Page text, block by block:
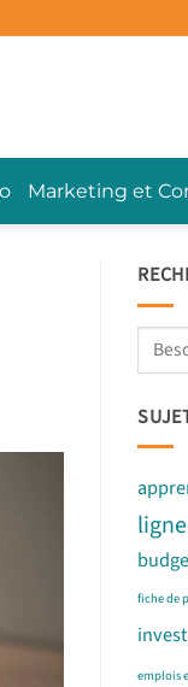
Marketing et
ligne
fiche de
emplois